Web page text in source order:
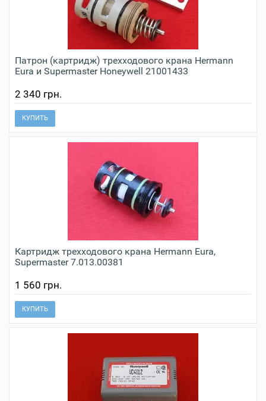
Патрон (картридж) трехходового крана Hermann
Eura и Supermaster Honeywell 21001433
2 340 грн.
КУПИТЬ
Картридж трехходового крана Hermann Eura,
Supermaster 7.013.00381
1 560 грн.
КУПИТЬ